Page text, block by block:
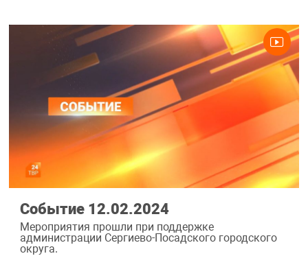
Событие 12.02.2024
Мероприятия прошли при поддержке
администрации Сергиево-Посадского городского
округа.